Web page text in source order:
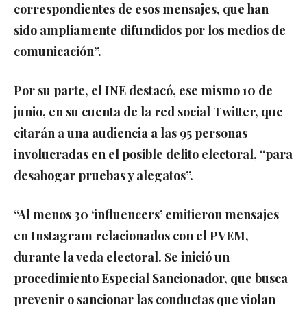
correspondientes de esos mensajes, que han
sido ampliamente difundidos por los medios de
comunicación”.
Por su parte, el INE destacó, ese mismo 10 de
junio, en su cuenta de la red social Twitter, que
citarán a una audiencia a las 95 personas
involucradas en el posible delito electoral, “para
desahogar pruebas y alegatos”.
“Al menos 30 ‘influencers’ emitieron mensajes
en Instagram relacionados con el PVEM,
durante la veda electoral. Se inició un
procedimiento Especial Sancionador, que busca
prevenir o sancionar las conductas que violan